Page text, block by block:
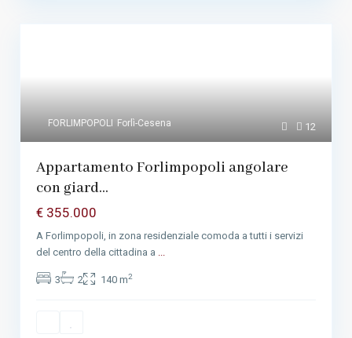
12
FORLIMPOPOLI Forlì-Cesena
Appartamento Forlimpopoli angolare
con giard...
€ 355.000
A Forlimpopoli, in zona residenziale comoda a tutti i servizi
del centro della cittadina a ...
3 2 140 m2